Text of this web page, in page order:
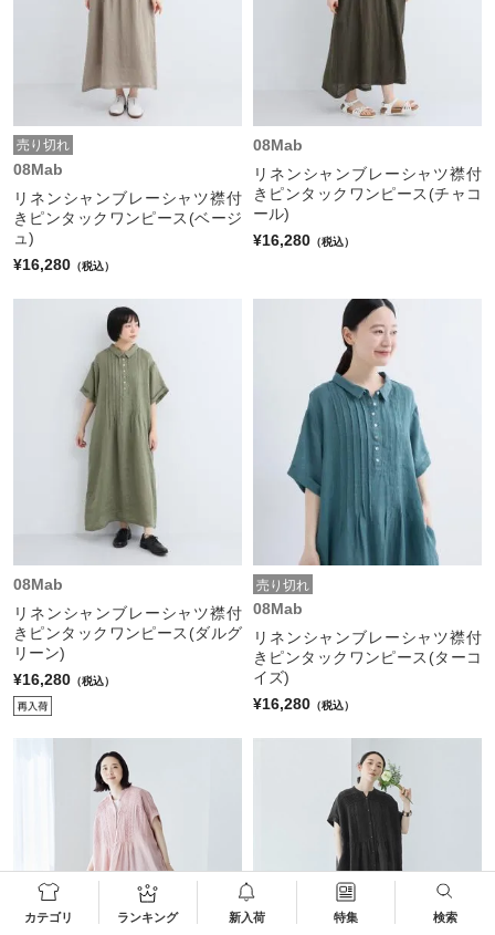
カテゴリ ランキング 新入荷 特集 検索
売り切れ
08Mab
リネンシャンブレーシャツ襟付
きピンタックワンピース(ベージ
ュ)
¥16,280 （税込）
08Mab
リネンシャンブレーシャツ襟付
きピンタックワンピース(チャコ
ール)
¥16,280 （税込）
08Mab
リネンシャンブレーシャツ襟付
きピンタックワンピース(ダルグ
リーン)
¥16,280 （税込）
売り切れ
08Mab
リネンシャンブレーシャツ襟付
きピンタックワンピース(ターコ
イズ)
¥16,280 （税込）